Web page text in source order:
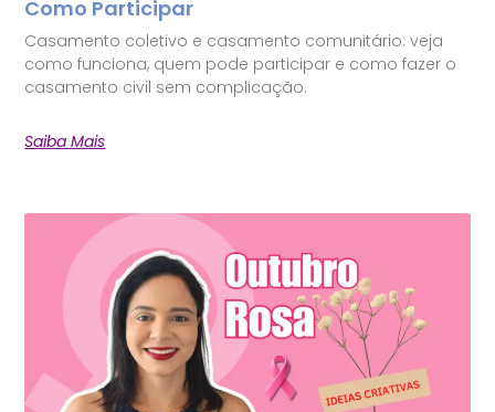
Como Participar
Casamento coletivo e casamento comunitário: veja
como funciona, quem pode participar e como fazer o
casamento civil sem complicação.
Saiba Mais